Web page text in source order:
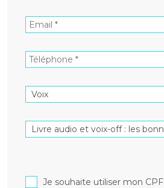
Je souhaite utiliser mon CPF